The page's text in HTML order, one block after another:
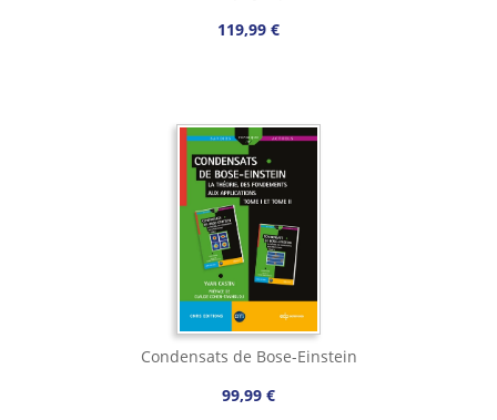
119,99 €
Condensats de Bose-Einstein
99,99 €